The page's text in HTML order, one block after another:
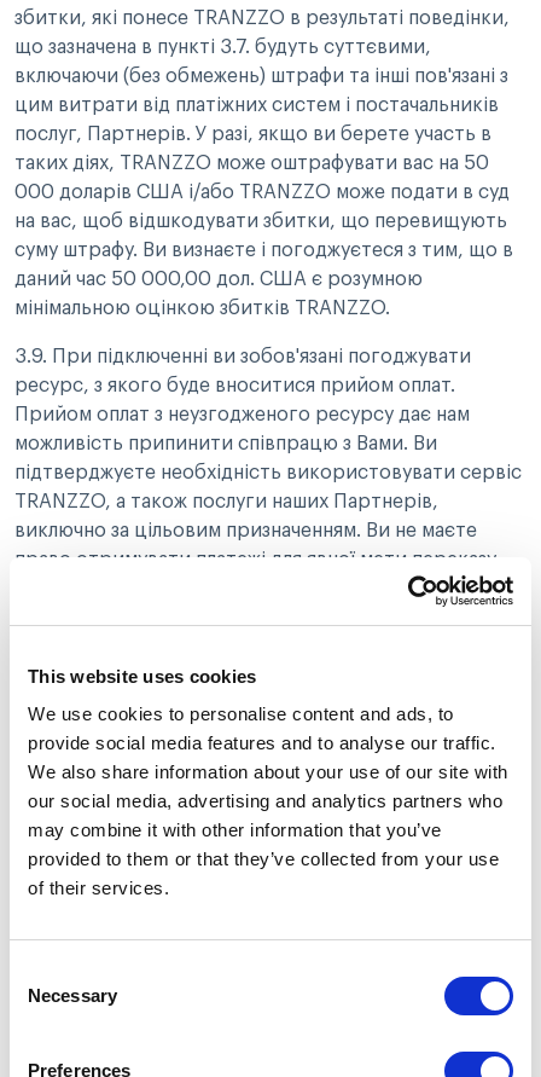
This website uses cookies
We use cookies to personalise content and ads, to
provide social media features and to analyse our traffic.
We also share information about your use of our site with
our social media, advertising and analytics partners who
may combine it with other information that you’ve
provided to them or that they’ve collected from your use
of their services.
Selection
Necessary
Preferences
збитки, які понесе TRANZZO в результаті поведінки,
що зазначена в пункті 3.7. будуть суттєвими,
включаючи (без обмежень) штрафи та інші пов'язані з
цим витрати від платіжних систем і постачальників
послуг, Партнерів. У разі, якщо ви берете участь в
таких діях, TRANZZO може оштрафувати вас на 50
000 доларів США і/або TRANZZO може подати в суд
на вас, щоб відшкодувати збитки, що перевищують
суму штрафу. Ви визнаєте і погоджуєтеся з тим, що в
даний час 50 000,00 дол. США є розумною
мінімальною оцінкою збитків TRANZZO.
3.9. При підключенні ви зобов'язані погоджувати
ресурс, з якого буде вноситися прийом оплат.
Прийом оплат з неузгодженого ресурсу дає нам
можливість припинити співпрацю з Вами. Ви
підтверджуєте необхідність використовувати сервіс
TRANZZO, а також послуги наших Партнерів,
виключно за цільовим призначенням. Ви не маєте
право отримувати платежі для явної мети переказу
коштів з одного Особистого рахунку на інший
співпраці, а також припинити співпрацю, якщо
вважає це за необхідне, без пояснення причин.
3.10. TRANZZO, через своїх Партнерів, може
обмежити виведення коштів і запросити від вас
додаткову інформацію, в залежності від вашого місця
розташування, проданих товарів, запиту поліції,
великої кількості скарг, наявності поворотних
платежів / платежу і інших чинників.
3.11. TRANZZO, через своїх Партнерів, може
обмежити переказ чи відправку коштів і запросити
від вас додаткову інформацію в залежності від
поліції, великої кількості скарг, наявності поворотних